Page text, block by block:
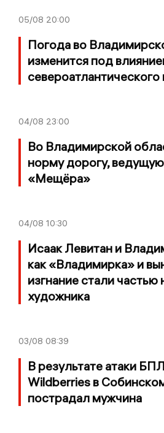
05/08 20:00
Погода во
изменится под
североатлантического
04/08 23:00
Во Владимирской
норму дорогу, ведущую
«Мещёра»
04/08 10:30
Исаак Левитан и
как «Владимирка» и
изгнание стали частью
художника
03/08 08:39
В результате атаки
Wildberries в
пострадал мужчина